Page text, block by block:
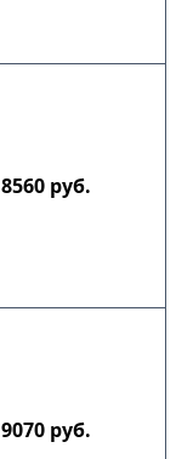
8560 руб.
9070 руб.